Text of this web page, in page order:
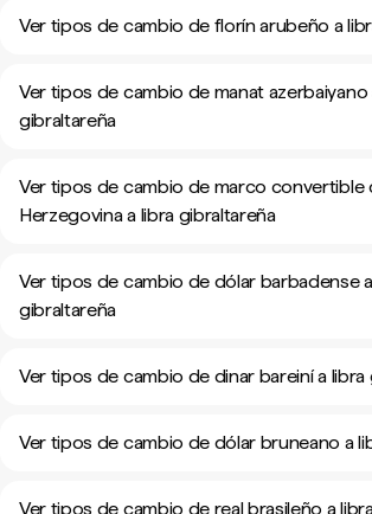
Ver tipos de cambio de florín arubeño a
Ver tipos de cambio de manat azerbaiyano
gibraltareña
Ver tipos de cambio de marco convertible
Herzegovina a libra gibraltareña
Ver tipos de cambio de dólar barbadense
gibraltareña
Ver tipos de cambio de dinar bareiní a libra
Ver tipos de cambio de dólar bruneano a
Ver tipos de cambio de real brasileño a